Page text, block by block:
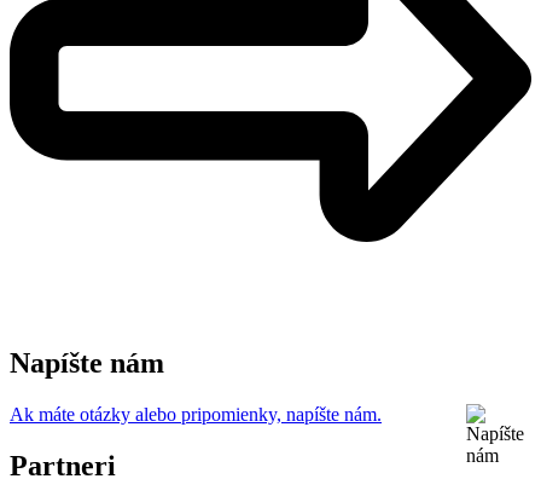
Napíšte nám
Ak máte otázky alebo pripomienky, napíšte nám.
Partneri